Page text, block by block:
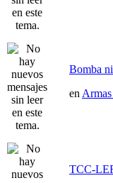
Bomba
en
TCC-